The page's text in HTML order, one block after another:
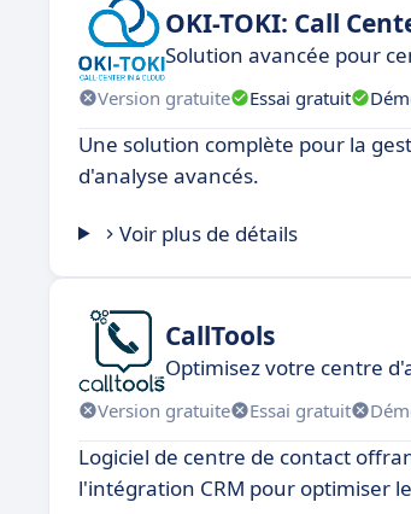
OKI-TOKI: Call
Solution avancée pour
Version gratuite Essai gratuit
Une solution complète pour la
d'analyse avancés.
Voir plus de détails
CallTools
Optimisez votre centre
Version gratuite Essai gratuit
Logiciel de centre de contact
l'intégration CRM pour optimiser